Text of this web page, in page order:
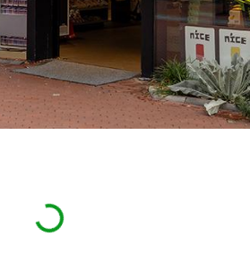
Laden …